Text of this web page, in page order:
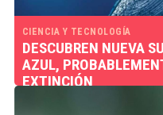
CIENCIA Y TECNOLOGÍA
DESCUBREN NUEVA
AZUL,
EXTINCIÓN